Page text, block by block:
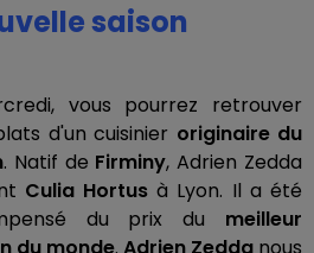
saison
vous pourrez retrouver
d'un cuisinier originaire du
. Natif de Firminy, Adrien Zedda
Culia Hortus à Lyon. Il a été
du prix du meilleur
du monde. Adrien Zedda nous